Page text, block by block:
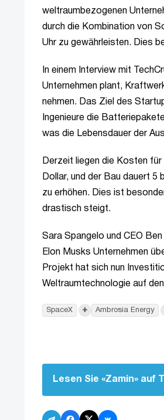
weltraumbezogenen
durch die Kombination von
Uhr zu gewährleisten. Dies
In einem Interview mit
Unternehmen plant,
nehmen. Das Ziel des
Ingenieure die
was die Lebensdauer der
Derzeit liegen die Kosten
Dollar, und der Bau dauert 5
zu erhöhen. Dies ist
drastisch steigt.
Sara Spangelo und CEO
Elon Musks Unternehmen
Projekt hat sich nun
Weltraumtechnologie auf
SpaceX + Ambrosia Energy
Lesen Sie «Zamin» auf